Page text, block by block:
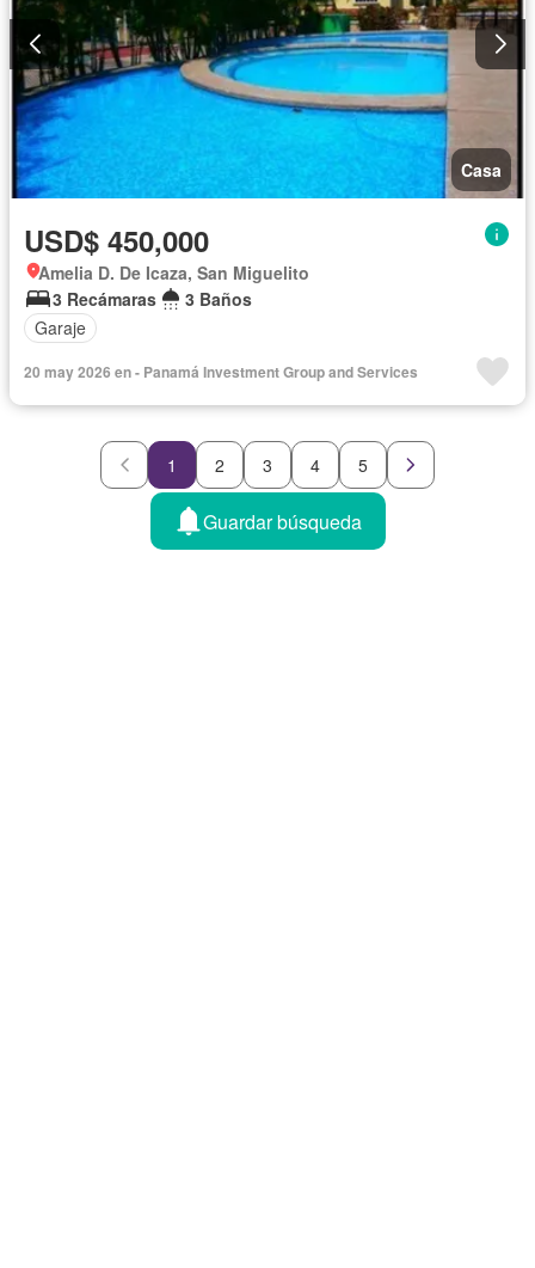
Casa
USD$ 450,000
Amelia D. De Icaza, San Miguelito
3 Recámaras
3 Baños
Garaje
20 may 2026 en - Panamá Investment Group and Services
1 2 3 4 5
Guardar búsqueda